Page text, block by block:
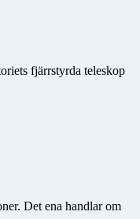
fjärrstyrda teleskop
Det ena handlar om